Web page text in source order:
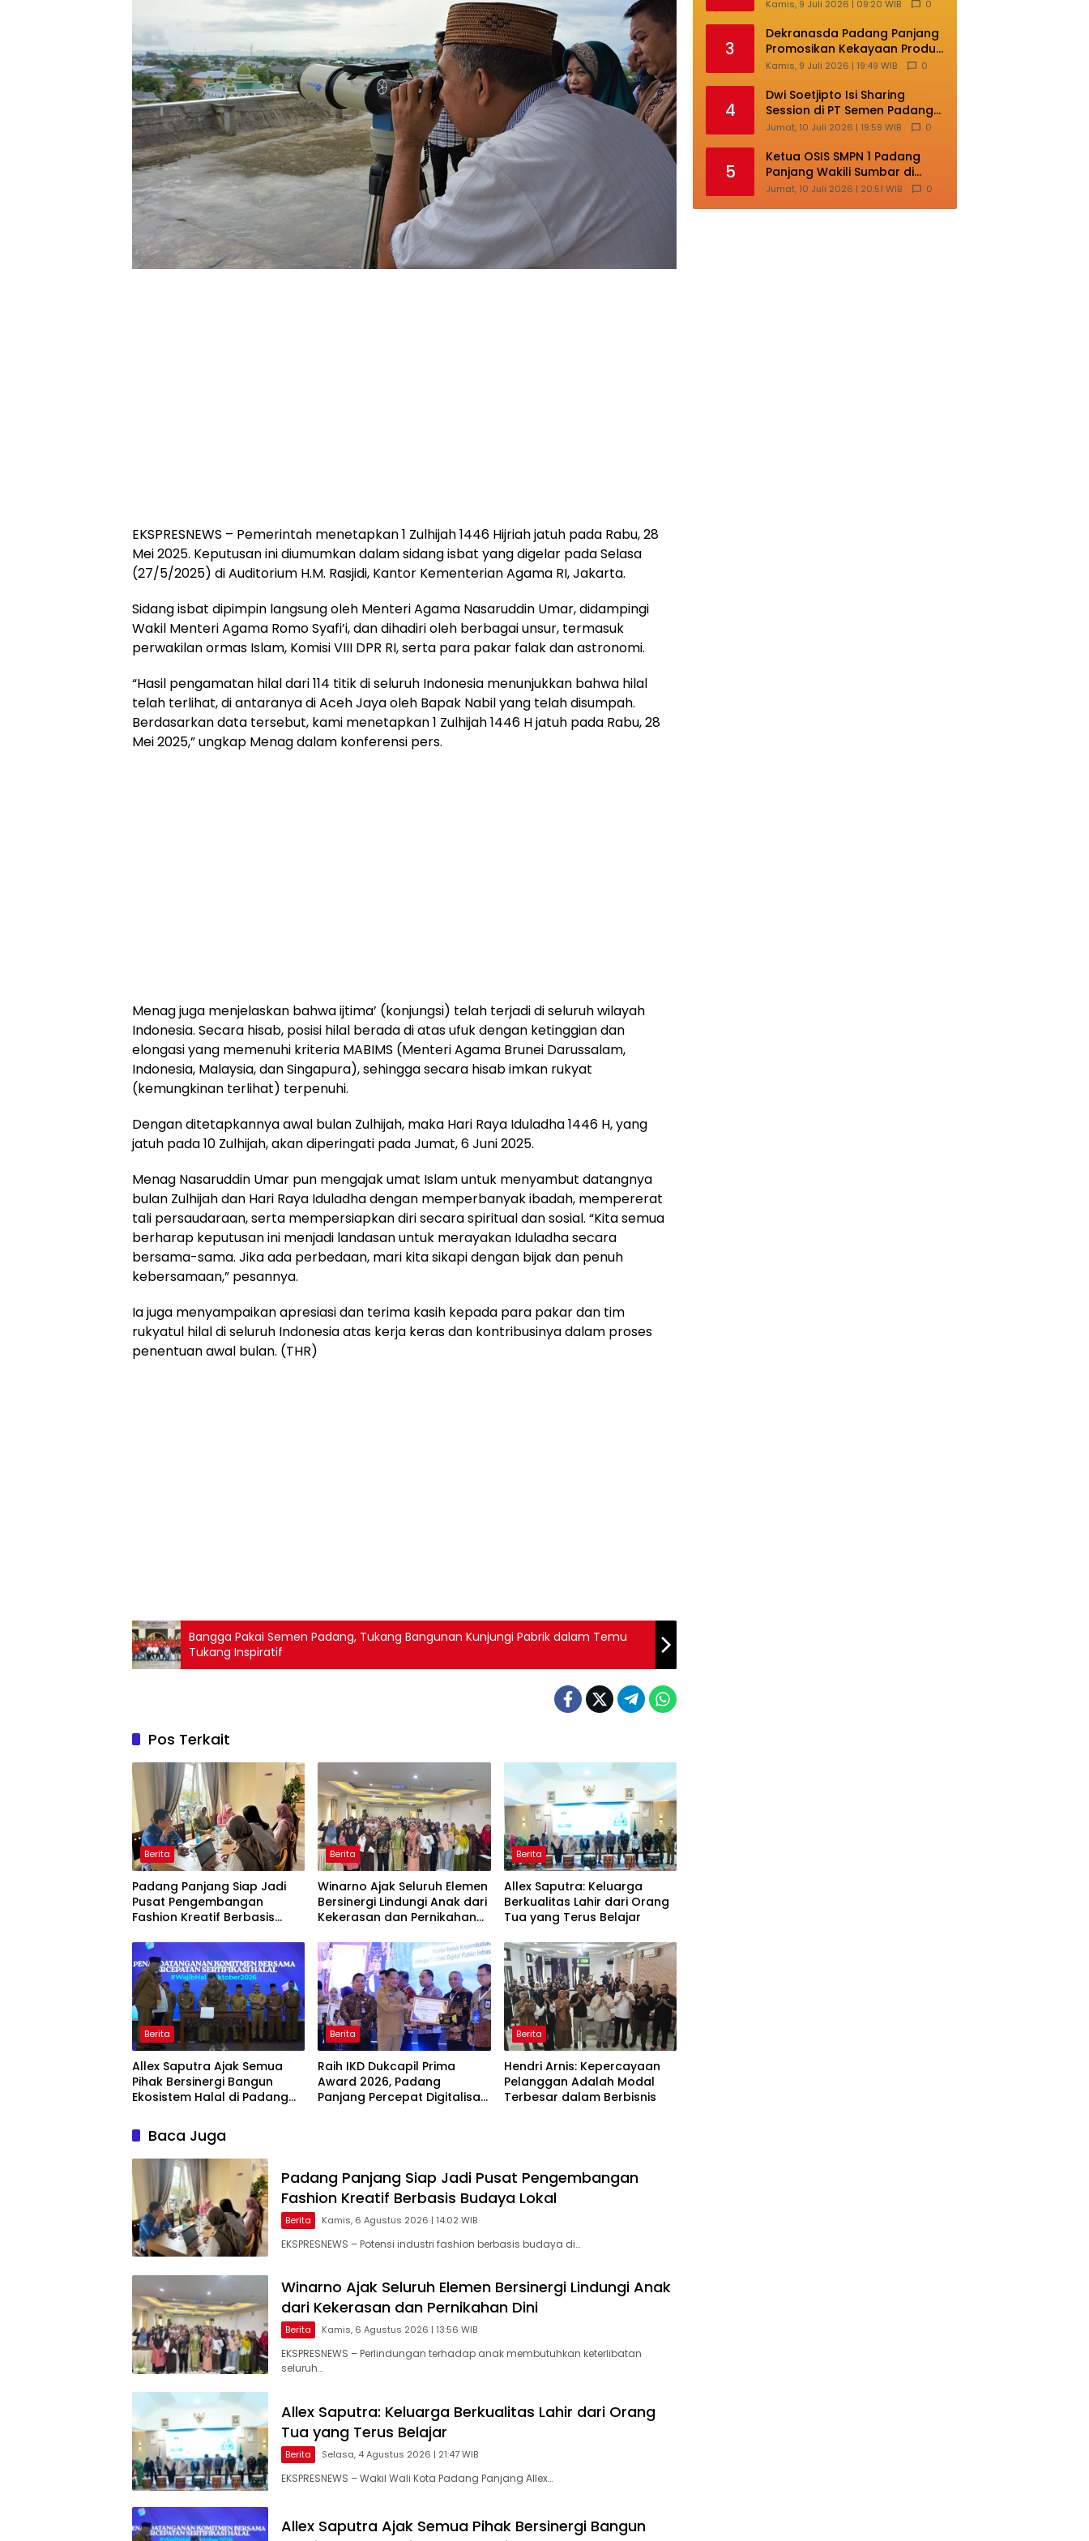
EKSPRESNEWS – Pemerintah menetapkan 1 Zulhijah 1446 Hijriah jatuh pada Rabu, 28
Mei 2025. Keputusan ini diumumkan dalam sidang isbat yang digelar pada Selasa
(27/5/2025) di Auditorium H.M. Rasjidi, Kantor Kementerian Agama RI, Jakarta.
Sidang isbat dipimpin langsung oleh Menteri Agama Nasaruddin Umar, didampingi
Wakil Menteri Agama Romo Syafi’i, dan dihadiri oleh berbagai unsur, termasuk
perwakilan ormas Islam, Komisi VIII DPR RI, serta para pakar falak dan astronomi.
“Hasil pengamatan hilal dari 114 titik di seluruh Indonesia menunjukkan bahwa hilal
telah terlihat, di antaranya di Aceh Jaya oleh Bapak Nabil yang telah disumpah.
Berdasarkan data tersebut, kami menetapkan 1 Zulhijah 1446 H jatuh pada Rabu, 28
Mei 2025,” ungkap Menag dalam konferensi pers.
Menag juga menjelaskan bahwa ijtima’ (konjungsi) telah terjadi di seluruh wilayah
Indonesia. Secara hisab, posisi hilal berada di atas ufuk dengan ketinggian dan
elongasi yang memenuhi kriteria MABIMS (Menteri Agama Brunei Darussalam,
Indonesia, Malaysia, dan Singapura), sehingga secara hisab imkan rukyat
(kemungkinan terlihat) terpenuhi.
Dengan ditetapkannya awal bulan Zulhijah, maka Hari Raya Iduladha 1446 H, yang
jatuh pada 10 Zulhijah, akan diperingati pada Jumat, 6 Juni 2025.
Menag Nasaruddin Umar pun mengajak umat Islam untuk menyambut datangnya
bulan Zulhijah dan Hari Raya Iduladha dengan memperbanyak ibadah, mempererat
tali persaudaraan, serta mempersiapkan diri secara spiritual dan sosial. “Kita semua
berharap keputusan ini menjadi landasan untuk merayakan Iduladha secara
bersama-sama. Jika ada perbedaan, mari kita sikapi dengan bijak dan penuh
kebersamaan,” pesannya.
Ia juga menyampaikan apresiasi dan terima kasih kepada para pakar dan tim
rukyatul hilal di seluruh Indonesia atas kerja keras dan kontribusinya dalam proses
penentuan awal bulan. (THR)
Bangga Pakai Semen Padang, Tukang Bangunan Kunjungi Pabrik dalam Temu
Tukang Inspiratif
Pos Terkait
Berita
Padang Panjang Siap Jadi
Pusat Pengembangan
Fashion Kreatif Berbasis
Berita
Winarno Ajak Seluruh Elemen
Bersinergi Lindungi Anak dari
Kekerasan dan Pernikahan
Berita
Allex Saputra: Keluarga
Berkualitas Lahir dari Orang
Tua yang Terus Belajar
Berita
Allex Saputra Ajak Semua
Pihak Bersinergi Bangun
Ekosistem Halal di Padang
Berita
Raih IKD Dukcapil Prima
Award 2026, Padang
Panjang Percepat Digitalisasi
Berita
Hendri Arnis: Kepercayaan
Pelanggan Adalah Modal
Terbesar dalam Berbisnis
Baca Juga
Padang Panjang Siap Jadi Pusat Pengembangan
Fashion Kreatif Berbasis Budaya Lokal
Berita Kamis, 6 Agustus 2026 | 14:02 WIB
EKSPRESNEWS – Potensi industri fashion berbasis budaya di…
Winarno Ajak Seluruh Elemen Bersinergi Lindungi Anak
dari Kekerasan dan Pernikahan Dini
Berita Kamis, 6 Agustus 2026 | 13:56 WIB
EKSPRESNEWS – Perlindungan terhadap anak membutuhkan keterlibatan
seluruh…
Allex Saputra: Keluarga Berkualitas Lahir dari Orang
Tua yang Terus Belajar
Berita Selasa, 4 Agustus 2026 | 21:47 WIB
EKSPRESNEWS – Wakil Wali Kota Padang Panjang Allex…
Allex Saputra Ajak Semua Pihak Bersinergi Bangun
Kehilangan Ruang
Berkembang
Kamis, 9 Juli 2026 | 09:20 WIB 0
3
Dekranasda Padang Panjang
Promosikan Kekayaan Produk
Lokal di Ajang Nasional
Kamis, 9 Juli 2026 | 19:49 WIB 0
4
Dwi Soetjipto Isi Sharing
Session di PT Semen Padang;
Perusahaan Dituntut Lakukan
Jumat, 10 Juli 2026 | 19:59 WIB 0
5
Ketua OSIS SMPN 1 Padang
Panjang Wakili Sumbar di
Ajang Nasional Bintang Sobat
Jumat, 10 Juli 2026 | 20:51 WIB 0